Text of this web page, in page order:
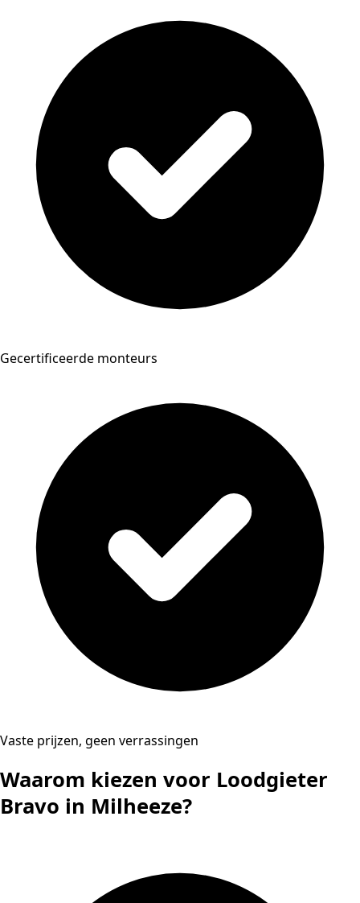
Gecertificeerde monteurs
Vaste prijzen, geen verrassingen
Waarom kiezen voor Loodgieter
Bravo in Milheeze?